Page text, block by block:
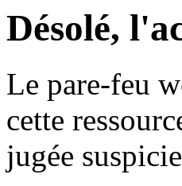
Désolé,
Le pare-feu
cette
jugée